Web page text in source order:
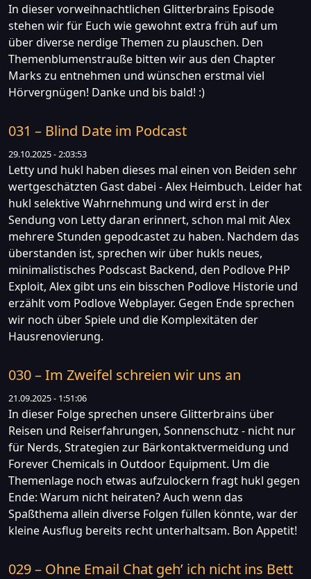
In dieser vorweihnachtlichen Glitterbrains Episode
stehen wir für Euch wie gewohnt extra früh auf um
über diverse nerdige Themen zu plauschen. Den
Themenblumenstrauße bitten wir aus den Chapter
Marks zu entnehmen und wünschen erstmal viel
Hörvergnügen! Danke und bis bald! :)
031 – Blind Date im Podcast
29.10.2025 - 2:03:53
Letty und hukl haben dieses mal einen von Beiden sehr
wertgeschätzten Gast dabei - Alex Heimbuch. Leider hat
hukl selektive Wahrnehmung und wird erst in der
Sendung von Letty daran erinnert, schon mal mit Alex
mehrere Stunden gepodcastet zu haben. Nachdem das
überstanden ist, sprechen wir über hukls neues,
minimalistisches Podscast Backend, den Podlove PHP
Exploit, Alex gibt uns ein bisschen Podlove Historie und
erzählt vom Podlove Webplayer. Gegen Ende sprechen
wir noch über Spiele und die Komplexitäten der
Hausrenovierung.
030 – Im Zweifel schreien wir uns an
21.09.2025 - 1:51:06
In dieser Folge sprechen unsere Glitterbrains über
Reisen und Reiserfahrungen, Sonnenschutz - nicht nur
für Nerds, Strategien zur Bärkontaktvermeidung und
Forever Chemicals in Outdoor Equipment. Um die
Themenlage noch etwas aufzulockern fragt hukl gegen
Ende: Warum nicht heiraten? Auch wenn das
Spaßthema allein diverse Folgen füllen könnte, war der
kleine Ausflug bereits recht unterhaltsam. Bon Appetit!
029 – Ohne Email Chat geh’ ich nicht ins Bett